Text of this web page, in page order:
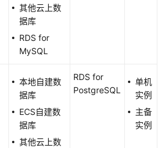
其他云上数
据库
RDS for
MySQL
本地自建数
据库
ECS自建数
据库
其他云上数
RDS for
PostgreSQL
单机
实例
主备
实例